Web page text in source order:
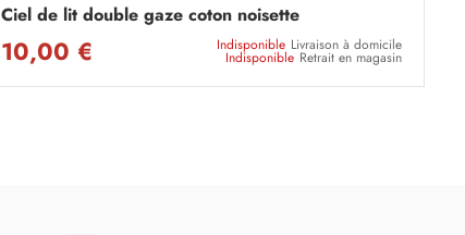
Ciel de lit double gaze coton noisette
10,00 € Indisponible Livraison à domicile
Indisponible Retrait en magasin